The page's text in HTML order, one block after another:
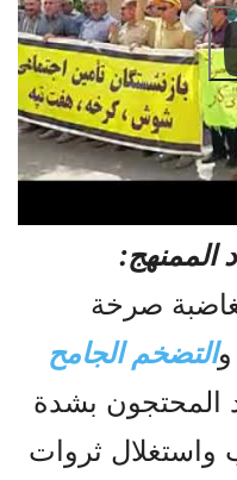
الممنهج:
صرخة
والتضخم الجامح
المحتجون بشدة
واستغلال ثروات